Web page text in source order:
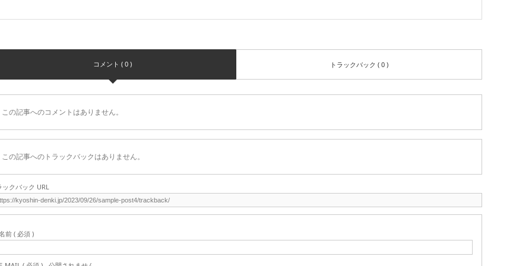
コメント ( 0 ) トラックバック ( 0 )
この記事へのコメントはありません。
この記事へのトラックバックはありません。
ックバック URL
前 ( 必須 )